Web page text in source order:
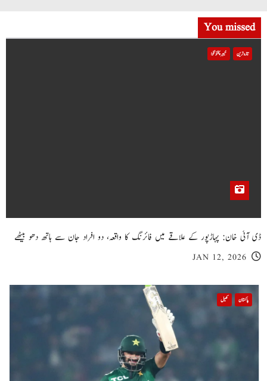
You missed
تازہ ترین خیبر پختونخوا
ڈی آئی خان: پہاڑپور کے علاقے میں فائرنگ کا واقعہ، دو افراد جان سے ہاتھ دھو بیٹھے
JAN 12, 2026
پاکستان کھیل